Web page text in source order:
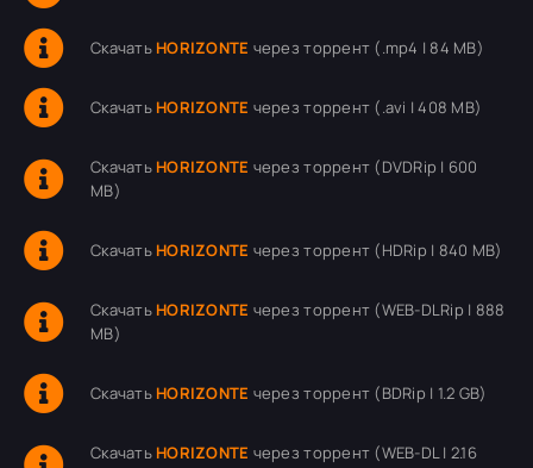
Скачать HORIZONTE через торрент (.mp4 | 84 MB)
Скачать HORIZONTE через торрент (.avi | 408 MB)
Скачать HORIZONTE через торрент (DVDRip | 600
MB)
Скачать HORIZONTE через торрент (HDRip | 840 MB)
Скачать HORIZONTE через торрент (WEB-DLRip | 888
MB)
Скачать HORIZONTE через торрент (BDRip | 1.2 GB)
Скачать HORIZONTE через торрент (WEB-DL | 2.16